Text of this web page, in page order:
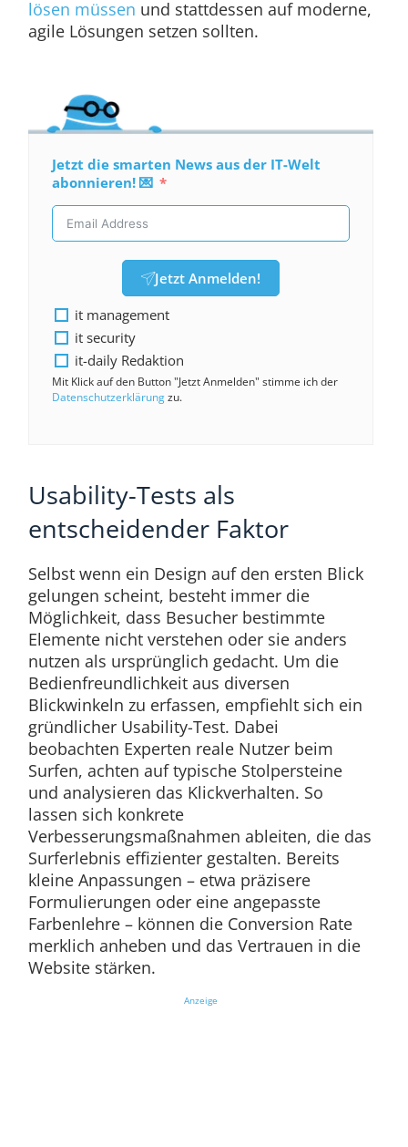
lösen müssen und stattdessen auf moderne,
agile Lösungen setzen sollten.
Jetzt die smarten News aus der IT-Welt
abonnieren! 💌
Jetzt Anmelden!
it management
it security
it-daily Redaktion
Mit Klick auf den Button "Jetzt Anmelden" stimme ich der
Datenschutzerklärungzu.
Usability-Tests als
entscheidender Faktor
Selbst wenn ein Design auf den ersten Blick
gelungen scheint, besteht immer die
Möglichkeit, dass Besucher bestimmte
Elemente nicht verstehen oder sie anders
nutzen als ursprünglich gedacht. Um die
Bedienfreundlichkeit aus diversen
Blickwinkeln zu erfassen, empfiehlt sich ein
gründlicher Usability-Test. Dabei
beobachten Experten reale Nutzer beim
Surfen, achten auf typische Stolpersteine
und analysieren das Klickverhalten. So
lassen sich konkrete
Verbesserungsmaßnahmen ableiten, die das
Surferlebnis effizienter gestalten. Bereits
kleine Anpassungen – etwa präzisere
Formulierungen oder eine angepasste
Farbenlehre – können die Conversion Rate
merklich anheben und das Vertrauen in die
Website stärken.
Anzeige